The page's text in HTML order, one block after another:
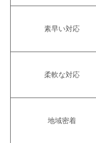
素早い対応
柔軟な対応
地域密着